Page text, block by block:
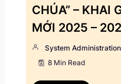
CHÚA” – KHAI
MỚI 2025 –
System Administration
8 Min Read